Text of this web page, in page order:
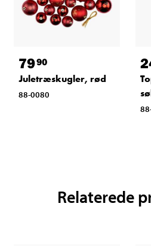
7990
Juletræskugler, rød
88-0080
Relaterede